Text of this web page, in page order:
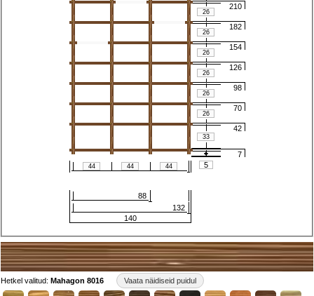
210
182
154
126
98
70
42
7
88
132
140
Hetkel valitud: Mahagon 8016 Vaata näidiseid puidul